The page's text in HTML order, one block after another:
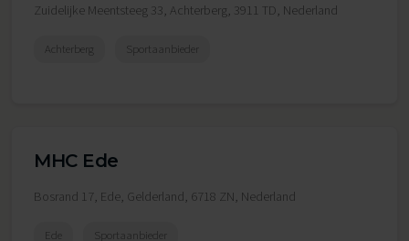
Zuidelijke Meentsteeg 33, Achterberg, 3911 TD, Nederland
Achterberg Sportaanbieder
MHC Ede
Bosrand 17, Ede, Gelderland, 6718 ZN, Nederland
Ede Sportaanbieder